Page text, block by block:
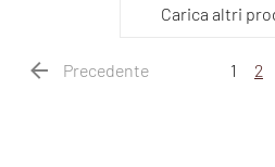
Carica altri
Precedente 1 2